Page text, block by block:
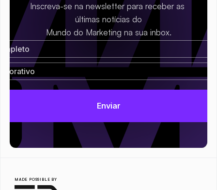
Inscreva-se na newsletter para receber as
últimas notícias do
Mundo do Marketing na sua inbox.
MADE POSSIBLE BY